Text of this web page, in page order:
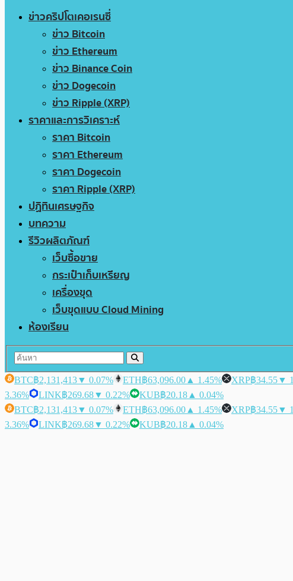
ข่าวคริปโตเคอเรนซี่
ข่าว Bitcoin
ข่าว Ethereum
ข่าว Binance Coin
ข่าว Dogecoin
ข่าว Ripple (XRP)
ราคาและการวิเคราะห์
ราคา Bitcoin
ราคา Ethereum
ราคา Dogecoin
ราคา Ripple (XRP)
ปฏิทินเศรษฐกิจ
บทความ
รีวิวผลิตภัณฑ์
เว็บซื้อขาย
กระเป๋าเก็บเหรียญ
เครื่องขุด
เว็บขุดแบบ Cloud Mining
ห้องเรียน
BTC฿2,131,413▼ 0.07% ETH฿63,096.00 ▲ 1.45% XRP฿34.55▼
3.36%
LINK฿269.68▼ 0.22% KUB฿20.18 ▲ 0.04%
BTC฿2,131,413▼ 0.07% ETH฿63,096.00 ▲ 1.45% XRP฿34.55▼
3.36%
LINK฿269.68▼ 0.22% KUB฿20.18 ▲ 0.04%